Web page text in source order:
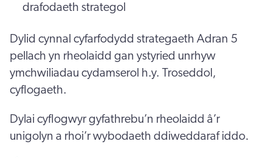
drafodaeth strategol
Dylid cynnal cyfarfodydd strategaeth Adran 5
pellach yn rheolaidd gan ystyried unrhyw
ymchwiliadau cydamserol h.y. Troseddol,
cyflogaeth.
Dylai cyflogwyr gyfathrebu’n rheolaidd â’r
unigolyn a rhoi’r wybodaeth ddiweddaraf iddo.